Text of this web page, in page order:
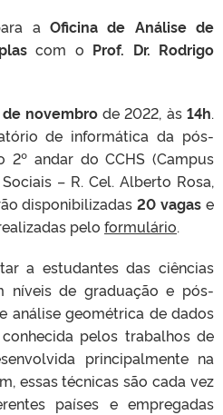
a Oficina de Análise de
com o Prof. Dr. Rodrigo
novembrode 2022, às14h.
de informática da pós-
2º andar do CCHS (Campus
– R. Cel. Alberto Rosa,
disponibilizadas20 vagas e
pelo formulário.
a estudantes das ciências
níveis de graduação e pós-
análise geométrica de dados
pelos trabalhos de
principalmente na
essas técnicas são cada vez
países e empregadas